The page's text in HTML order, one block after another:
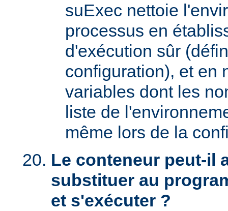
suExec nettoie
processus en
d'exécution sûr
configuration), et en
variables dont les
liste de
même lors de la
Le conteneur peut-il
substituer au
et s'exécuter ?